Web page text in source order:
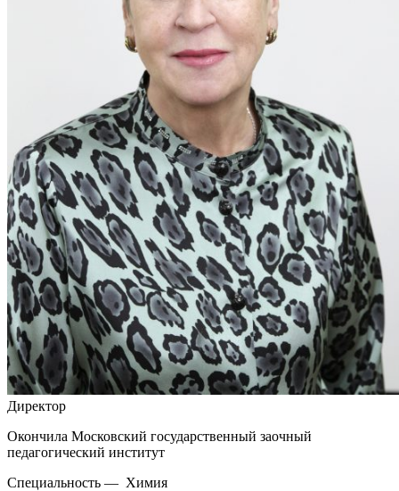
Директор
Окончила Московский государственный заочный
педагогический институт
Специальность — Химия